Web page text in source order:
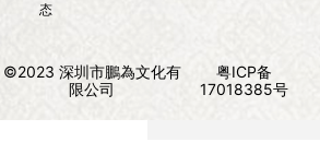
态
©2023 深圳市鵬為文化有
限公司
粤ICP备
17018385号